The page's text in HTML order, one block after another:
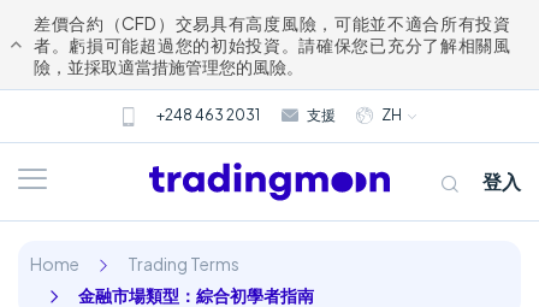
差價合約（CFD）交易具有高度風險，可能並不適合所有投資
者。虧損可能超過您的初始投資。請確保您已充分了解相關風
險，並採取適當措施管理您的風險。
+248 463 2031 支援 ZH
登入
Home
Trading Terms
金融市場類型：綜合初學者指南